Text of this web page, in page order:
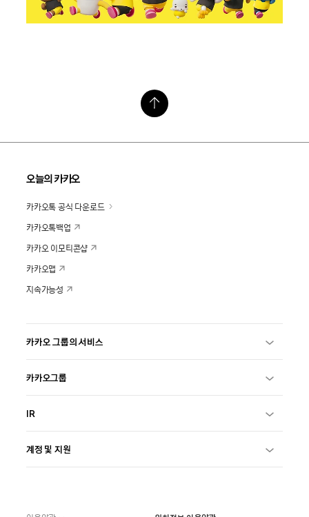
오늘의 카카오
카카오톡 공식 다운로드
카카오톡백업
카카오 이모티콘샵
카카오맵
지속가능성
카카오 그룹의 서비스
카카오그룹
IR
계정 및 지원